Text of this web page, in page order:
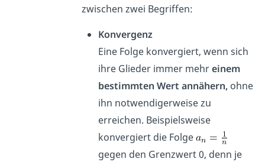
zwischen zwei Begriffen:
Konvergenz
Eine Folge konvergiert, wenn sich
ihre Glieder immer mehreinem
bestimmten Wert annähern, ohne
ihn notwendigerweise zu
erreichen. Beispielsweise
konvergiert die Folge
gegen den Grenzwert 0, denn je